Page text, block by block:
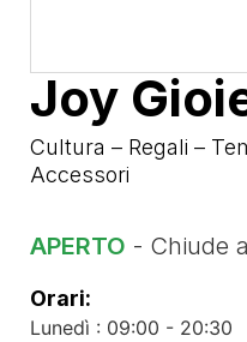
Joy
Cultura – Regali –
Accessori
APERTO - Chiude
Orari:
Lunedì : 09:00 - 20:30